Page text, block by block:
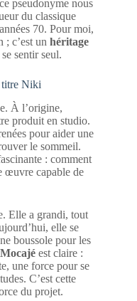
pseudonyme nous
du classique
70. Pour moi,
; c’est un héritage
sentir seul.
titre Niki
À l’origine,
produit en studio.
pour aider une
le sommeil.
: comment
œuvre capable de
Elle a grandi, tout
elle se
boussole pour les
est claire :
une force pour se
C’est cette
du projet.